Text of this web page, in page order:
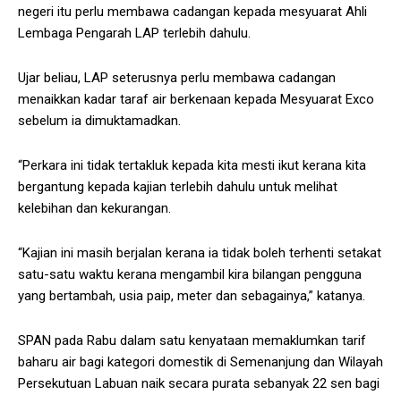
negeri itu perlu membawa cadangan kepada mesyuarat Ahli
Lembaga Pengarah LAP terlebih dahulu.
Ujar beliau, LAP seterusnya perlu membawa cadangan
menaikkan kadar taraf air berkenaan kepada Mesyuarat Exco
sebelum ia dimuktamadkan.
“Perkara ini tidak tertakluk kepada kita mesti ikut kerana kita
bergantung kepada kajian terlebih dahulu untuk melihat
kelebihan dan kekurangan.
“Kajian ini masih berjalan kerana ia tidak boleh terhenti setakat
satu-satu waktu kerana mengambil kira bilangan pengguna
yang bertambah, usia paip, meter dan sebagainya,” katanya.
SPAN pada Rabu dalam satu kenyataan memaklumkan tarif
baharu air bagi kategori domestik di Semenanjung dan Wilayah
Persekutuan Labuan naik secara purata sebanyak 22 sen bagi